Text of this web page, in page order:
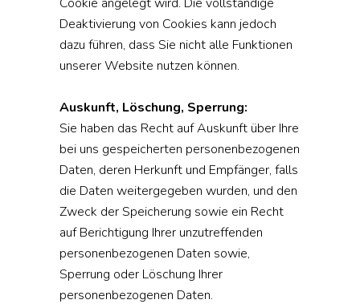
Deaktivierung von Cookies kann jedoch
dazu führen, dass Sie nicht alle Funktionen
unserer Website nutzen können.
Auskunft, Löschung, Sperrung:
Sie haben das Recht auf Auskunft über Ihre
bei uns gespeicherten personenbezogenen
Daten, deren Herkunft und Empfänger, falls
die Daten weitergegeben wurden, und den
Zweck der Speicherung sowie ein Recht
auf Berichtigung Ihrer unzutreffenden
personenbezogenen Daten sowie,
Sperrung oder Löschung Ihrer
personenbezogenen Daten.